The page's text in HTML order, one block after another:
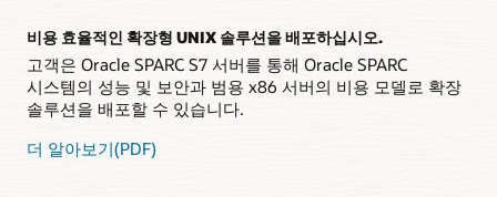
비용 효율적인 확장형 UNIX 솔루션을 배포하십시오.
고객은 Oracle SPARC S7 서버를 통해 Oracle SPARC
시스템의 성능 및 보안과 범용 x86 서버의 비용 모델로 확장
솔루션을 배포할 수 있습니다.
더 알아보기(PDF)